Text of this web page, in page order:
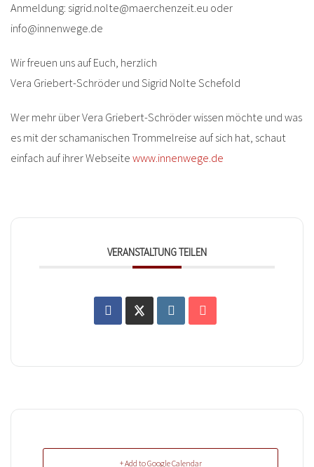
Anmeldung: sigrid.nolte@maerchenzeit.eu oder
info@innenwege.de
Wir freuen uns auf Euch, herzlich
Vera Griebert-Schröder und Sigrid Nolte Schefold
Wer mehr über Vera Griebert-Schröder wissen möchte und was
es mit der schamanischen Trommelreise auf sich hat, schaut
einfach auf ihrer Webseite www.innenwege.de
VERANSTALTUNG TEILEN
+ Add to Google Calendar